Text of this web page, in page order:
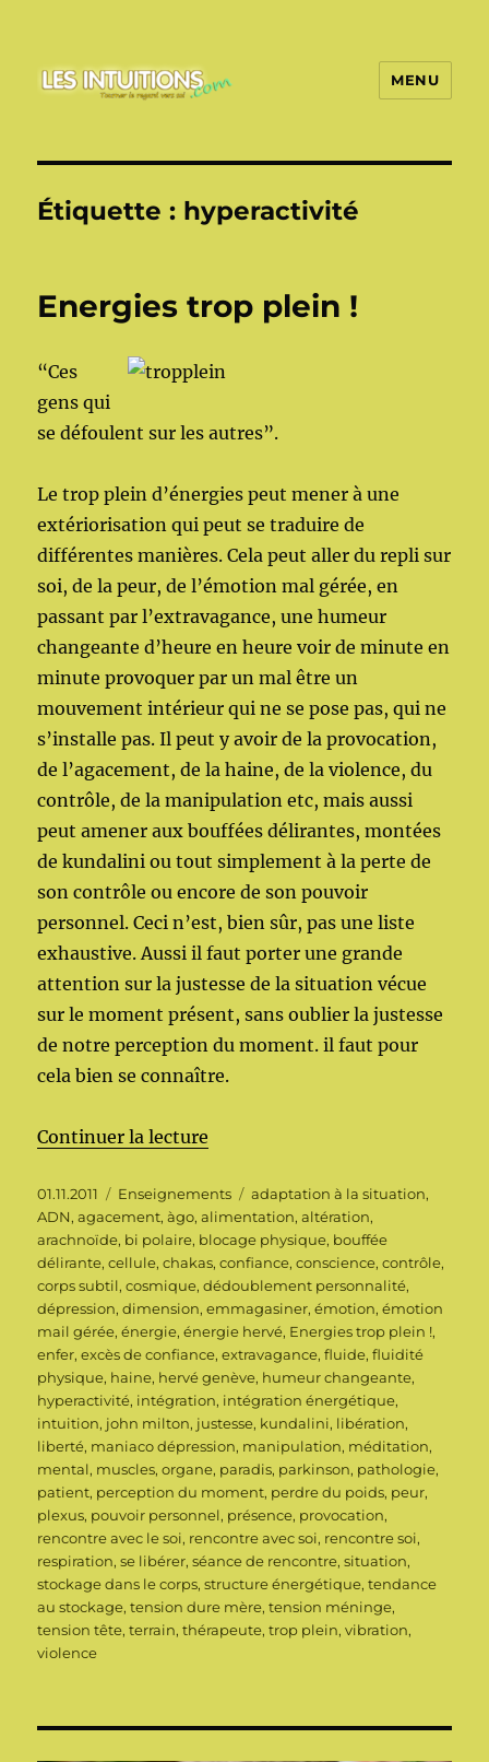
MENU
Étiquette : hyperactivité
Energies trop plein !
“Ces
gens qui
se défoulent sur les autres”.
Le trop plein d’énergies peut mener à une
extériorisation qui peut se traduire de
différentes manières. Cela peut aller du repli sur
soi, de la peur, de l’émotion mal gérée, en
passant par l’extravagance, une humeur
changeante d’heure en heure voir de minute en
minute provoquer par un mal être un
mouvement intérieur qui ne se pose pas, qui ne
s’installe pas. Il peut y avoir de la provocation,
de l’agacement, de la haine, de la violence, du
contrôle, de la manipulation etc, mais aussi
peut amener aux bouffées délirantes, montées
de kundalini ou tout simplement à la perte de
son contrôle ou encore de son pouvoir
personnel. Ceci n’est, bien sûr, pas une liste
exhaustive. Aussi il faut porter une grande
attention sur la justesse de la situation vécue
sur le moment présent, sans oublier la justesse
de notre perception du moment. il faut pour
cela bien se connaître.
Continuer la lecture
Publié
le
01.11.2011 Catégories
Enseignements Étiquettes
adaptation à la situation,
ADN,agacement,àgo,alimentation,altération,
arachnoïde, bi polaire, blocage physique, bouffée
délirante,cellule,chakas,confiance,conscience,contrôle,
corps subtil,cosmique,dédoublement personnalité,
dépression,dimension,emmagasiner,émotion,émotion
mail gérée,énergie,énergie hervé, Energies trop plein !,
enfer,excès de confiance,extravagance,fluide,fluidité
physique, haine, hervé genève, humeur changeante,
hyperactivité, intégration, intégration énergétique,
intuition, john milton, justesse, kundalini, libération,
liberté, maniaco dépression, manipulation, méditation,
mental, muscles,organe, paradis, parkinson, pathologie,
patient, perception du moment, perdre du poids, peur,
plexus, pouvoir personnel, présence, provocation,
rencontre avec le soi, rencontre avec soi, rencontre soi,
respiration,se libérer,séance de rencontre,situation,
stockage dans le corps,structure énergétique,tendance
au stockage,tension dure mère,tension méninge,
tension tête,terrain,thérapeute,trop plein,vibration,
violence